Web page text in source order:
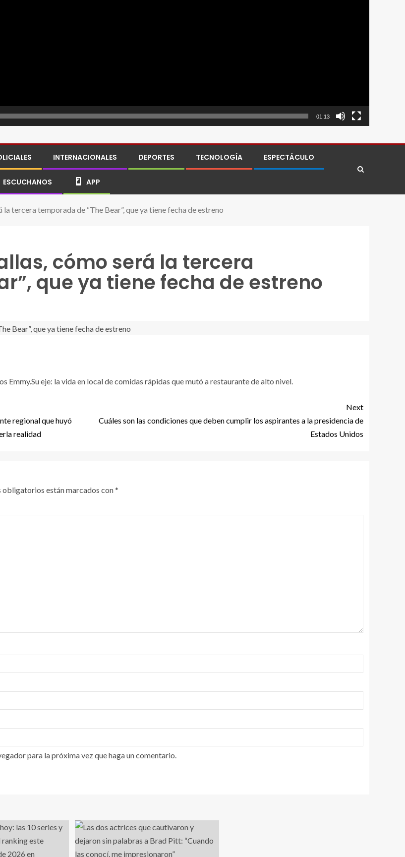
01:13
INTERNACIONALES DEPORTES TECNOLOGÍA ESPECTÁCULO
ESCUCHANOS APP
tercera temporada de “The Bear”, que ya tiene fecha de estreno
cómo será la tercera
que ya tiene fecha de estreno
Emmy.Su eje: la vida en local de comidas rápidas que mutó a restaurante de alto nivel.
regional que huyó
realidad
Next
Cuáles son las condiciones que deben cumplir los aspirantes a la presidencia de
Estados Unidos
obligatorios están marcados con*
para la próxima vez que haga un comentario.